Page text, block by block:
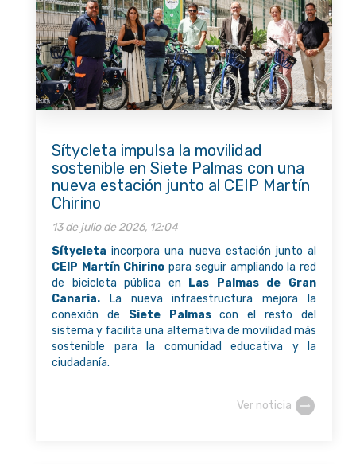
Sítycleta impulsa la movilidad
sostenible en Siete Palmas con una
nueva estación junto al CEIP Martín
Chirino
13 de julio de 2026, 12:04
Sítycletaincorpora una nueva estación junto al
CEIP Martín Chirino para seguir ampliando la red
de bicicleta pública en
Las Palmas de Gran
Canaria. La nueva infraestructura mejora la
conexión de Siete Palmascon el resto del
sistema y facilita una alternativa de movilidad más
sostenible para la comunidad educativa y la
ciudadanía.
Ver noticia